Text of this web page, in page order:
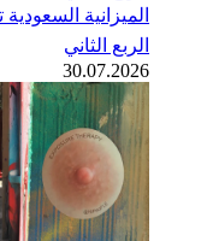
الربع الثاني
30.07.2026